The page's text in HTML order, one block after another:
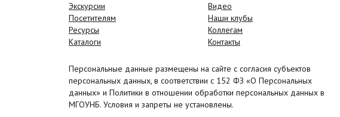
Экскурсии
Посетителям
Ресурсы
Каталоги
Видео
Наши клубы
Коллегам
Контакты
Персональные данные размещены на сайте с согласия субъектов
персональных данных, в соответствии с 152 ФЗ «О Персональных
данных» и Политики в отношении обработки персональных данных в
МГОУНБ. Условия и запреты не установлены.